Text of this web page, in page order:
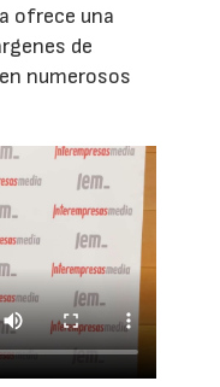
ofrece una
de
numerosos